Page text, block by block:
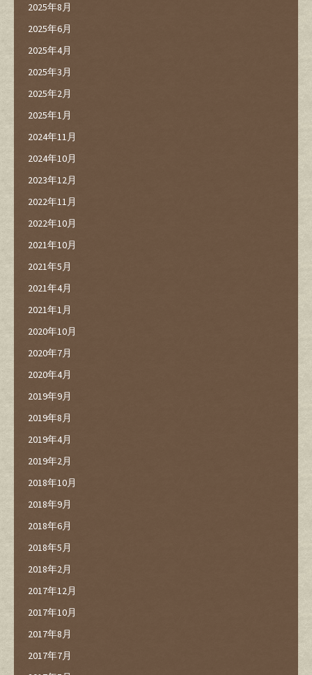
2025年8月
2025年6月
2025年4月
2025年3月
2025年2月
2025年1月
2024年11月
2024年10月
2023年12月
2022年11月
2022年10月
2021年10月
2021年5月
2021年4月
2021年1月
2020年10月
2020年7月
2020年4月
2019年9月
2019年8月
2019年4月
2019年2月
2018年10月
2018年9月
2018年6月
2018年5月
2018年2月
2017年12月
2017年10月
2017年8月
2017年7月